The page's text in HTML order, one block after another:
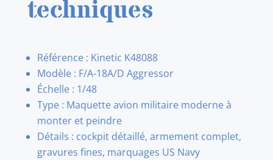
techniques
Référence : Kinetic K48088
Modèle : F/A-18A/D Aggressor
Échelle : 1/48
Type : Maquette avion militaire moderne à
monter et peindre
Détails : cockpit détaillé, armement complet,
gravures fines, marquages US Navy